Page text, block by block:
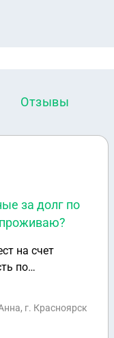
Отзывы
за долг по
на счет
по
в которой а
счета в пользу
просрочка
г. Красноярск